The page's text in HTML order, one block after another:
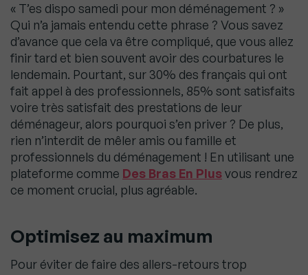
« T’es dispo samedi pour mon déménagement ? »
Qui n’a jamais entendu cette phrase ? Vous savez
d’avance que cela va être compliqué, que vous allez
finir tard et bien souvent avoir des courbatures le
lendemain. Pourtant, sur 30% des français qui ont
fait appel à des professionnels, 85% sont satisfaits
voire très satisfait des prestations de leur
déménageur, alors pourquoi s’en priver ? De plus,
rien n’interdit de mêler amis ou famille et
professionnels du déménagement ! En utilisant une
plateforme comme Des Bras En Plusvous rendrez
ce moment crucial, plus agréable.
Optimisez au maximum
Pour éviter de faire des allers-retours trop